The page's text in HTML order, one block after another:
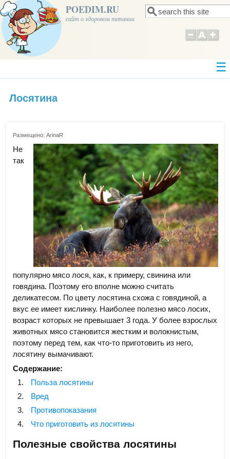
POEDIM.RU
сайт о здоровом питании Форма поиска
Поиск
Лосятина
Размещено: ArinaR
Не
так
популярно мясо лося, как, к примеру, свинина или
говядина. Поэтому его вполне можно считать
деликатесом. По цвету лосятина схожа с говядиной, а
вкус ее имеет кислинку. Наиболее полезно мясо лосих,
возраст которых не превышает 3 года. У более взрослых
животных мясо становится жестким и волокнистым,
поэтому перед тем, как что-то приготовить из него,
лосятину вымачивают.
Содержание:
Польза лосятины
Вред
Противопоказания
Что приготовить из лосятины
Полезные свойства лосятины